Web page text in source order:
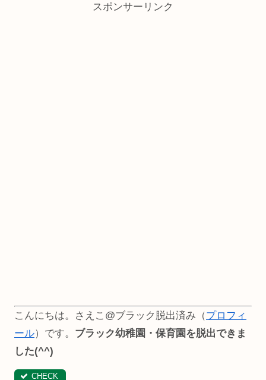
スポンサーリンク
こんにちは。さえこ@ブラック脱出済み（プロフィ
ール）です。 ブラック幼稚園・保育園を脱出できま
した(^^)